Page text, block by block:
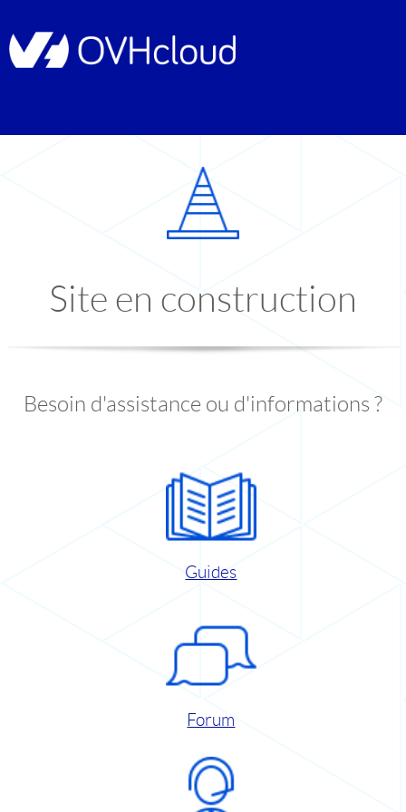
Site en construction
Besoin d'assistance ou d'informations ?
Guides
Forum